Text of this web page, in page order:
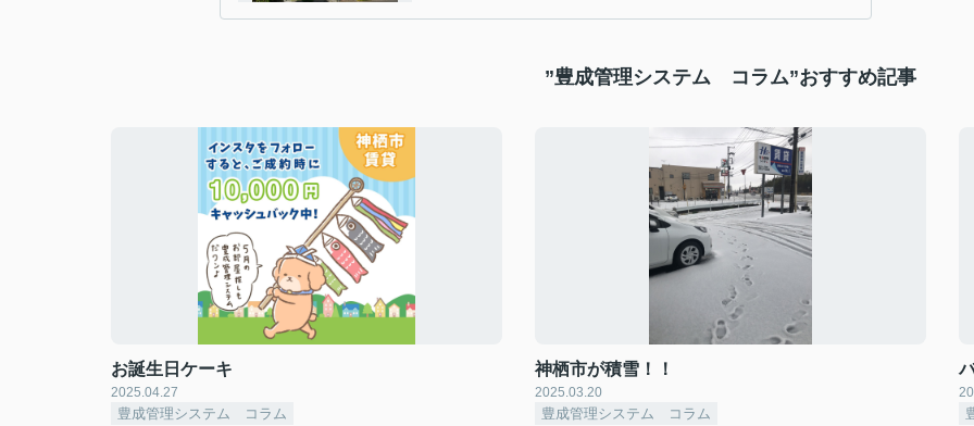
”豊成管理システム コラム”おすすめ記事
お誕生日ケーキ
2025.04.27
豊成管理システム コラム
神栖市が積雪！！
2025.03.20
豊成管理システム コラム